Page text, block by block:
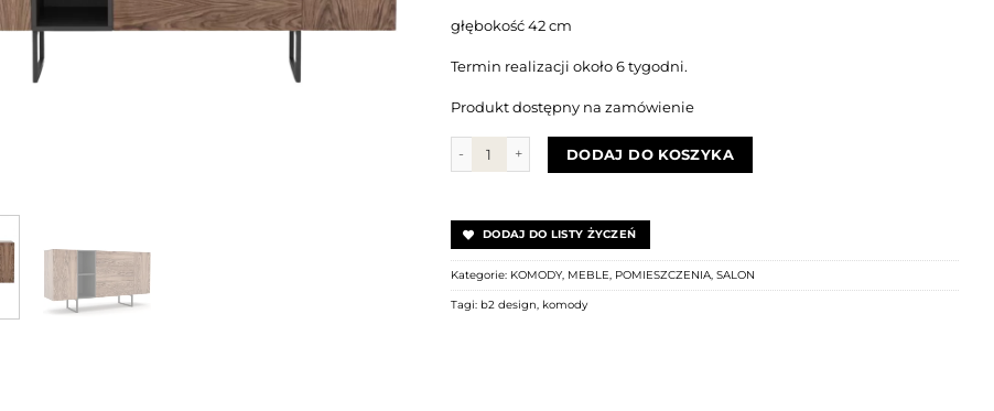
głębokość 42 cm
Termin realizacji około 6 tygodni.
Produkt dostępny na zamówienie
ilość komoda ABATO 170 | fornir orzech
DODAJ DO KOSZYKA
DODAJ DO LISTY ŻYCZEŃ
Kategorie: KOMODY, MEBLE POMIESZCZENIA, SALON
Tagi: b2 design komody